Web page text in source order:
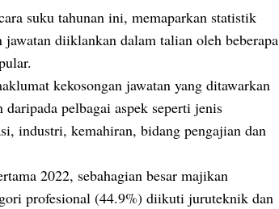
suku tahunan ini, memaparkan statistik
jawatan diiklankan dalam talian oleh beberapa
kekosongan jawatan yang ditawarkan
pelbagai aspek seperti jenis
industri, kemahiran, bidang pengajian dan
2022, sebahagian besar majikan
profesional (44.9%) diikuti juruteknik dan